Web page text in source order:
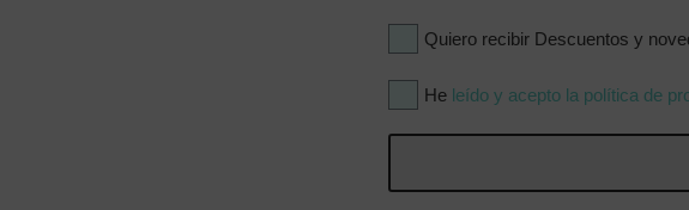
Quiero recibir Descuentos y
He leído y acepto la política de